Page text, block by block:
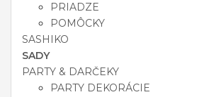
PRIADZE
POMÔCKY
SASHIKO
SADY
PARTY & DARČEKY
PARTY DEKORÁCIE